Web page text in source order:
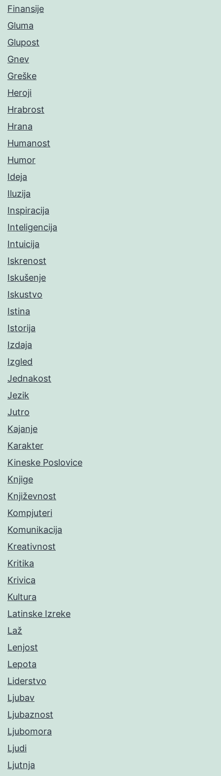
Finansije
Gluma
Glupost
Gnev
Greške
Heroji
Hrabrost
Hrana
Humanost
Humor
Ideja
Iluzija
Inspiracija
Inteligencija
Intuicija
Iskrenost
Iskušenje
Iskustvo
Istina
Istorija
Izdaja
Izgled
Jednakost
Jezik
Jutro
Kajanje
Karakter
Kineske Poslovice
Knjige
Književnost
Kompjuteri
Komunikacija
Kreativnost
Kritika
Krivica
Kultura
Latinske Izreke
Laž
Lenjost
Lepota
Liderstvo
Ljubav
Ljubaznost
Ljubomora
Ljudi
Ljutnja